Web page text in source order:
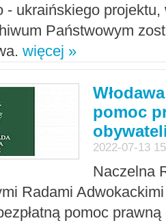
- ukraińskiego
Państwowym
więcej »
pomoc
2022-07-13
Naczelna
Radami Adwokackimi
pomoc